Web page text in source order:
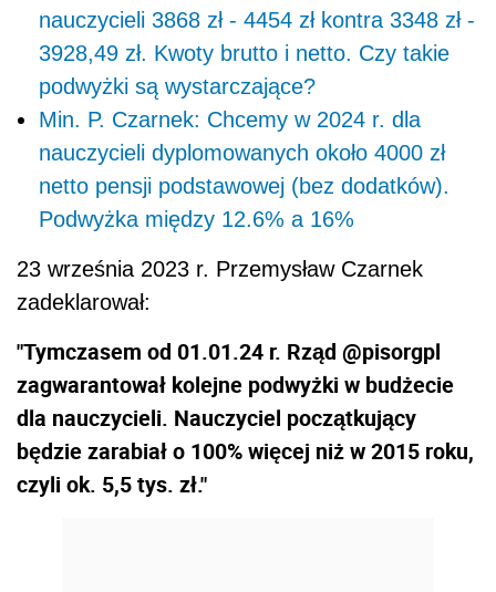
nauczycieli 3868 zł - 4454 zł kontra 3348 zł -
3928,49 zł. Kwoty brutto i netto. Czy takie
podwyżki są wystarczające?
Min. P. Czarnek: Chcemy w 2024 r. dla
nauczycieli dyplomowanych około 4000 zł
netto pensji podstawowej (bez dodatków).
Podwyżka między 12.6% a 16%
23 września 2023 r. Przemysław Czarnek
zadeklarował:
"Tymczasem od 01.01.24 r. Rząd @pisorgpl
zagwarantował kolejne podwyżki w budżecie
dla nauczycieli. Nauczyciel początkujący
będzie zarabiał o 100% więcej niż w 2015 roku,
czyli ok. 5,5 tys. zł."